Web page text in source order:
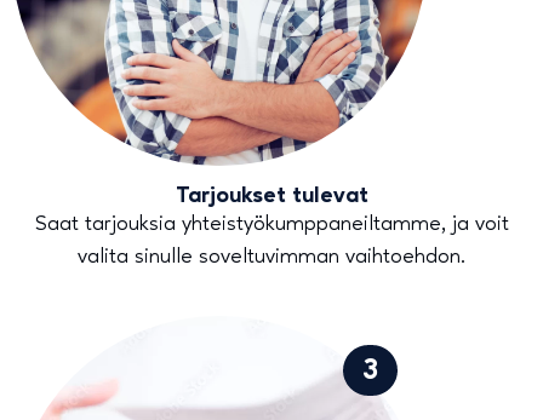
Tarjoukset tulevat
Saat tarjouksia yhteistyökumppaneiltamme, ja voit
valita sinulle soveltuvimman vaihtoehdon.
3